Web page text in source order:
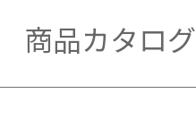
商品カタログ